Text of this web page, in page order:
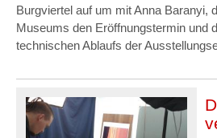
Burgviertel auf um mit Anna Baranyi,
Museums den Eröffnungstermin und
technischen Ablaufs der